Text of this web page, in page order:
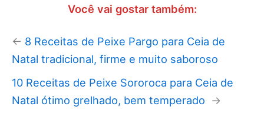
Você vai gostar também:
← 8 Receitas de Peixe Pargo para Ceia de
Natal tradicional, firme e muito saboroso
10 Receitas de Peixe Sororoca para Ceia de
Natal ótimo grelhado, bem temperado →